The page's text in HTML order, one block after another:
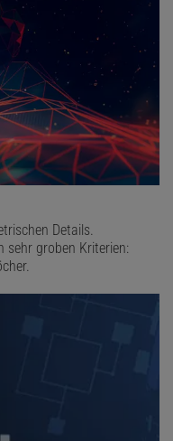
Details.
sehr groben Kriterien: